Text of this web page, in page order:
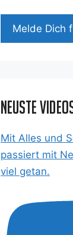
Mel­de Dich
Neuste
Mit Alles und
passiert mit
viel getan.